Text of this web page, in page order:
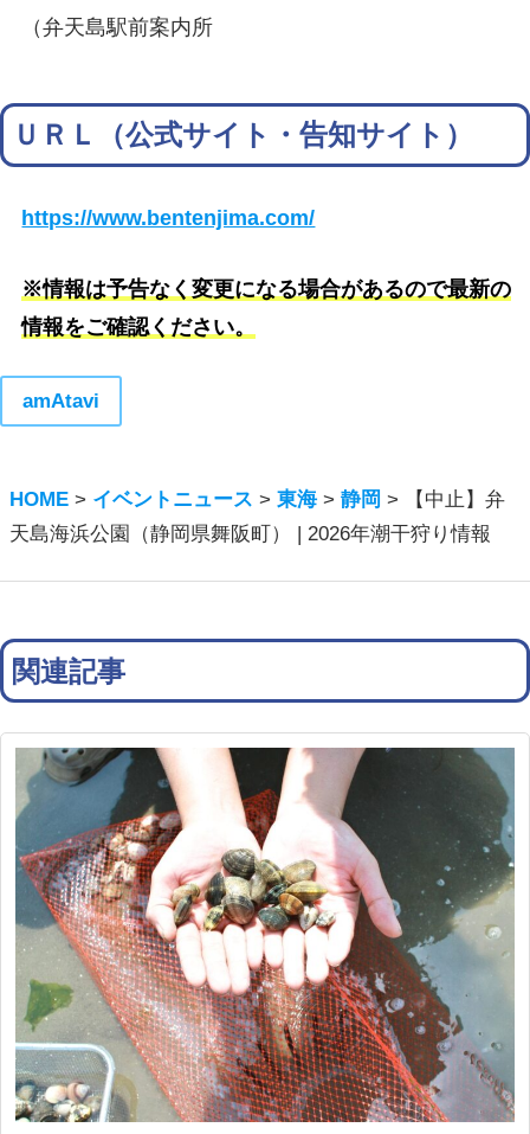
（弁天島駅前案内所
ＵＲＬ（公式サイト・告知サイト）
https://www.bentenjima.com/
※情報は予告なく変更になる場合があるので最新の
情報をご確認ください。
amAtavi
HOME > イベントニュース >東海>静岡 >
【中止】弁
天島海浜公園（静岡県舞阪町） | 2026年潮干狩り情報
関連記事